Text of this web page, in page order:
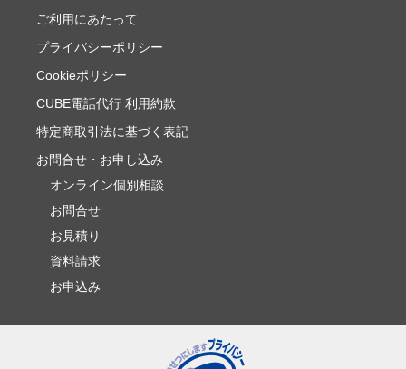
ご利用にあたって
プライバシーポリシー
Cookieポリシー
CUBE電話代行 利用約款
特定商取引法に基づく表記
お問合せ・お申し込み
オンライン個別相談
お問合せ
お見積り
資料請求
お申込み